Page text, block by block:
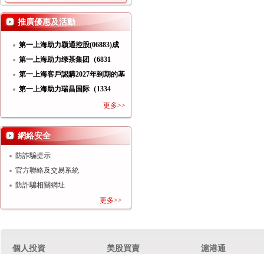
推廣優惠及活動
第一上海助力颖通控股(06883)成
功
第一上海助力绿茶集团（6831
HK）
第一上海客戶認購2027年到期的基
第一上海助力瑞昌国际（1334
更多>>
網絡安全
防詐騙提示
官方聯絡及交易系統
防詐騙相關網址
更多>>
個人投資 美股買賣 滬港通